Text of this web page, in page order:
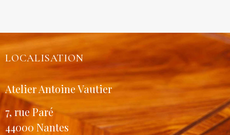
LOCALISATION
Atelier Antoine Vautier
7, rue Paré
44000 Nantes